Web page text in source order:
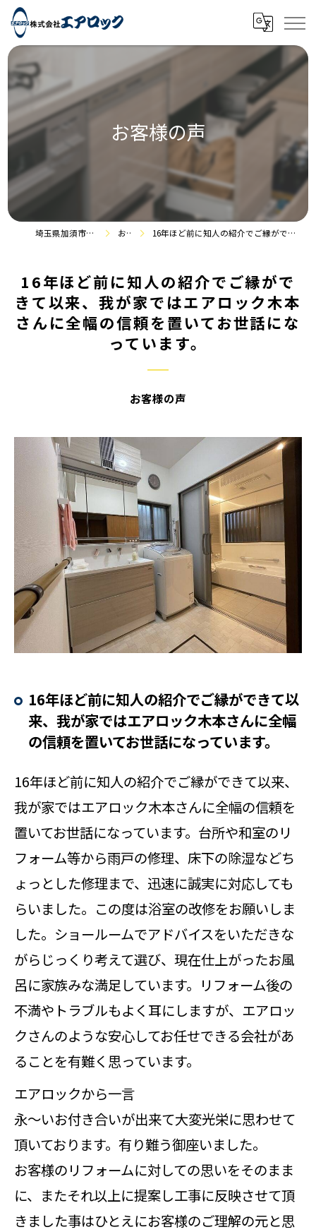
お客様の声
埼玉県加須市のリフォームなら株式会社エアロック お客様の声 16年ほど前に知人の紹介でご縁ができて以来、我が家ではエアロック木本さんに全幅の信頼を置いてお世話になっています。
お客様の声
16年ほど前に知人の紹介でご縁がで
きて以来、我が家ではエアロック木本
さんに全幅の信頼を置いてお世話にな
っています。
16年ほど前に知人の紹介でご縁ができて以
来、我が家ではエアロック木本さんに全幅
の信頼を置いてお世話になっています。
16年ほど前に知人の紹介でご縁ができて以来、
我が家ではエアロック木本さんに全幅の信頼を
置いてお世話になっています。台所や和室のリ
フォーム等から雨戸の修理、床下の除湿などち
ょっとした修理まで、迅速に誠実に対応しても
らいました。この度は浴室の改修をお願いしま
した。ショールームでアドバイスをいただきな
がらじっくり考えて選び、現在仕上がったお風
呂に家族みな満足しています。リフォーム後の
不満やトラブルもよく耳にしますが、エアロッ
クさんのような安心してお任せできる会社があ
ることを有難く思っています。
エアロックから一言
永～いお付き合いが出来て大変光栄に思わせて
頂いております。有り難う御座いました。
お客様のリフォームに対しての思いをそのまま
に、またそれ以上に提案し工事に反映させて頂
きました事はひとえにお客様のご理解の元と思